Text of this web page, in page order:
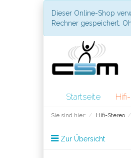
Dieser Online-Shop
Rechner gespeichert.
Startseite
Sie sind hier: Hifi-Stereo
Zur Übersicht